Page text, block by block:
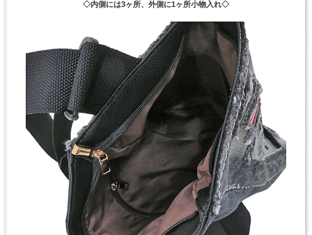
◇内側には3ヶ所、外側に1ヶ所小物入れ◇